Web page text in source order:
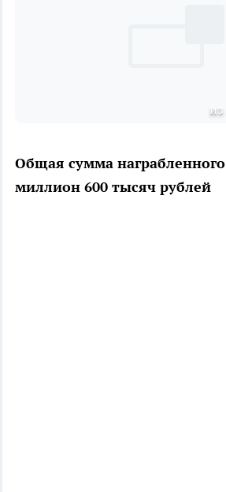
Общая сумма награбленного
миллион 600 тысяч рублей